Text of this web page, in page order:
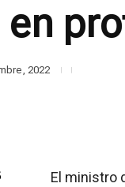
2022
El ministro